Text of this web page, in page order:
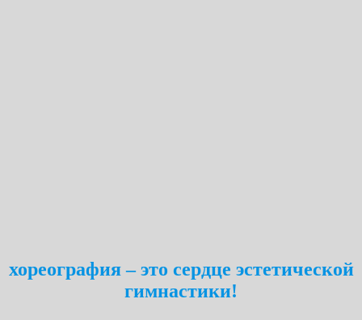
хореография – это сердце эстетической
гимнастики!